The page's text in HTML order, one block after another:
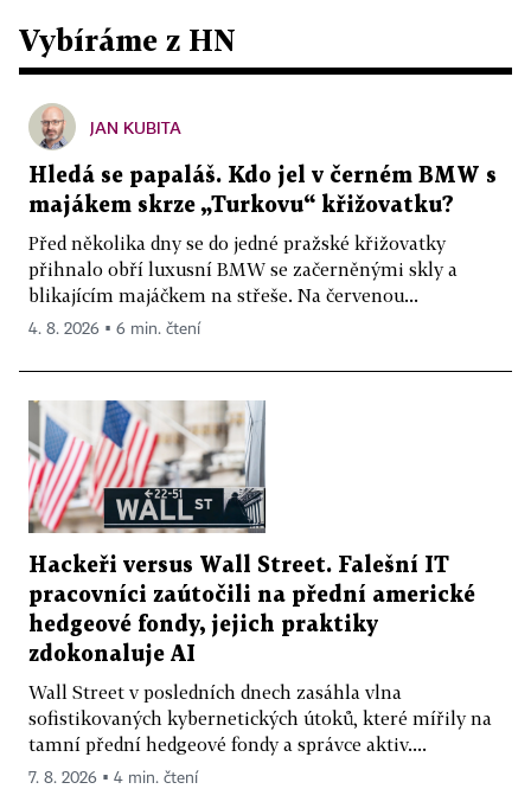
Vybíráme z HN
JAN KUBITA
Hledá se papaláš. Kdo jel v černém BMW s
majákem skrze „Turkovu“ křižovatku?
Před několika dny se do jedné pražské křižovatky
přihnalo obří luxusní BMW se začerněnými skly a
blikajícím majáčkem na střeše. Na červenou...
4. 8. 2026 ▪ 6 min. čtení
Hackeři versus Wall Street. Falešní IT
pracovníci zaútočili na přední americké
hedgeové fondy, jejich praktiky
zdokonaluje AI
Wall Street v posledních dnech zasáhla vlna
sofistikovaných kybernetických útoků, které mířily na
tamní přední hedgeové fondy a správce aktiv....
7. 8. 2026 ▪ 4 min. čtení